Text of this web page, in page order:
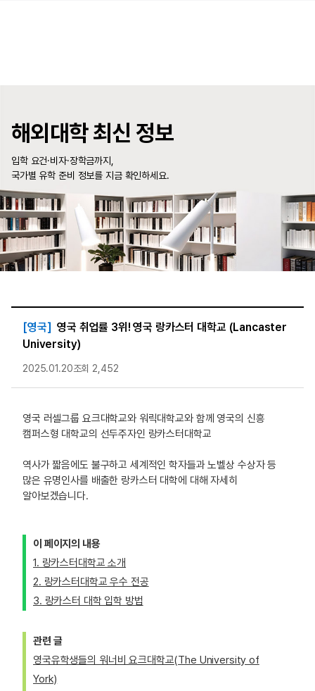
해외대학 최신 정보
입학 요건·비자·장학금까지,
국가별 유학 준비 정보를 지금 확인하세요.
[영국] 영국 취업률 3위! 영국 랑카스터 대학교 ( Lancaster
University)
2025.01.20조회 2,452
영국 러셀그룹 요크대학교와 워릭대학교와 함께 영국의 신흥
캠퍼스형 대학교의 선두주자인 랑카스터대학교
역사가 짧음에도 불구하고 세계적인 학자들과 노벨상 수상자 등
많은 유명인사를 배출한 랑카스터 대학에 대해 자세히
알아보겠습니다.
이 페이지의 내용
1. 랑카스터대학교 소개
2. 랑카스터대학교 우수 전공
3. 랑카스터 대학 입학 방법
관련 글
영국유학생들의 워너비 요크대학교(The University of
York)